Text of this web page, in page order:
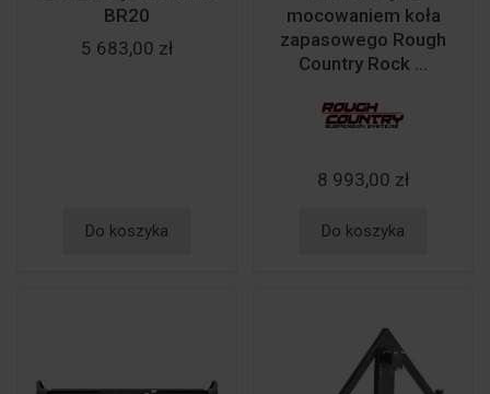
BR20
5 683,00 zł
Do koszyka
mocowaniem koła
zapasowego Rough
Country Rock ...
8 993,00 zł
Do koszyka